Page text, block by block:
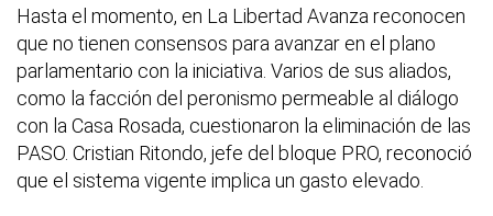
Hasta el momento, en La Libertad Avanza reconocen
que no tienen consensos para avanzar en el plano
parlamentario con la iniciativa. Varios de sus aliados,
como la facción del peronismo permeable al diálogo
con la Casa Rosada, cuestionaron la eliminación de las
PASO. Cristian Ritondo, jefe del bloque PRO, reconoció
que el sistema vigente implica un gasto elevado.